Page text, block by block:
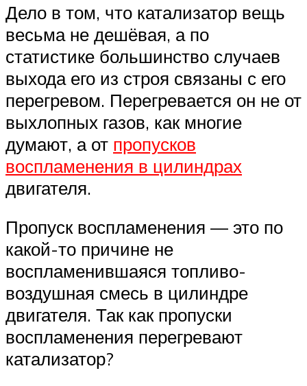
Дело в том, что катализатор вещь
весьма не дешёвая, а по
статистике большинство случаев
выхода его из строя связаны с его
перегревом. Перегревается он не от
выхлопных газов, как многие
думают, а от пропусков
воспламенения в цилиндрах
двигателя.
Пропуск воспламенения — это по
какой-то причине не
воспламенившаяся топливо-
воздушная смесь в цилиндре
двигателя. Так как пропуски
воспламенения перегревают
катализатор?